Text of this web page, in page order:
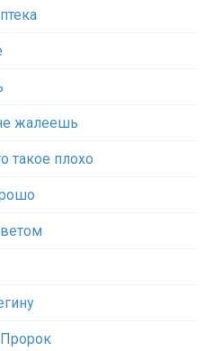
жалеешь
такое плохо